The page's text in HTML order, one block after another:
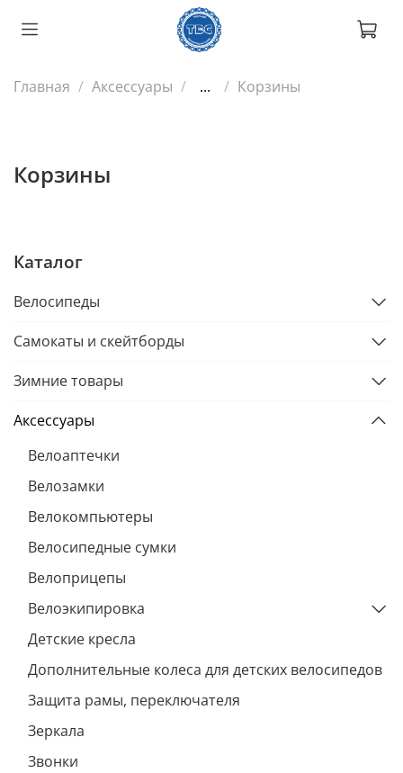
Главная Аксессуары ... Корзины
Корзины
Каталог
Велосипеды
Самокаты и скейтборды
Зимние товары
Аксессуары
Велоаптечки
Велозамки
Велокомпьютеры
Велосипедные сумки
Велоприцепы
Велоэкипировка
Детские кресла
Дополнительные колеса для детских велосипедов
Защита рамы, переключателя
Зеркала
Звонки